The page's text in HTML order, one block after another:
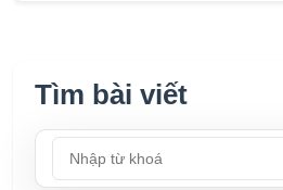
Tìm bài viết